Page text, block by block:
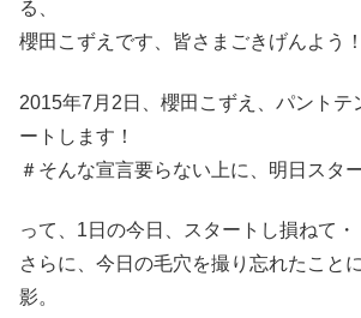
る、
櫻田こずえです、皆さまごきげんよう！
2015年7月2日、櫻田こずえ、パントテ
ートします！
＃そんな宣言要らない上に、明日スタ
って、1日の今日、スタートし損ねて・
さらに、今日の毛穴を撮り忘れたこと
影。